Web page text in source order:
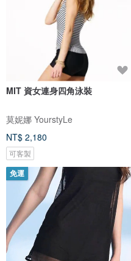
MIT 資女連身四角泳裝
莫妮娜 YourstyLe
NT$ 2,180
可客製
免運